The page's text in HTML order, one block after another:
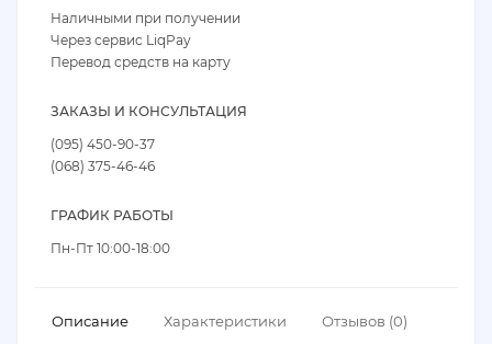
Наличными при получении
Через сервис LiqPay
Перевод средств на карту
ЗАКАЗЫ И КОНСУЛЬТАЦИЯ
(095) 450-90-37
(068) 375-46-46
ГРАФИК РАБОТЫ
Пн-Пт 10:00-18:00
Описание Характеристики Отзывов (0)